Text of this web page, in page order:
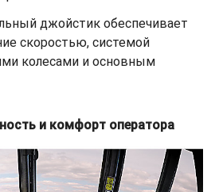
джойстик обеспечивает
скоростью, системой
колесами и основным
и комфорт оператора